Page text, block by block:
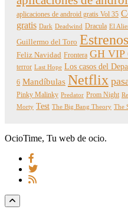
aplicaciones de android gratis Vol 35
gratis Dark Deadwind Dracula El
Guillermo del Toro
Feliz Navidad Frontera GH VIP
terror Last Hope Los casos del
6 Mandíbulas Netflix
Pinky Malinky Predator Prom Night
Morty Test The Big Bang Theory The
OcioTime, Tu web de ocio.